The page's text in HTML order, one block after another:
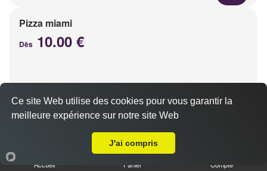
Pizza miami
Dès 10.00 €
Accueil Panier Compte
Ce site Web utilise des cookies pour vous garantir la
meilleure expérience sur notre site Web
J'ai compris